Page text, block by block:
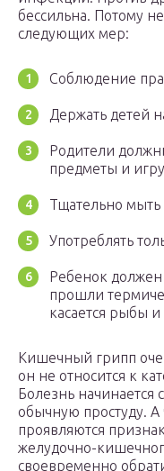
бессильна. Потому
следующих мер:
Соблюдение
Держать детей
Родители
предметы и
Тщательно
Употреблять
Ребенок должен
прошли
касается рыбы и
Кишечный грипп
он не относится к
Болезнь начинается
обычную простуду.
проявляются
желудочно-
своевременно